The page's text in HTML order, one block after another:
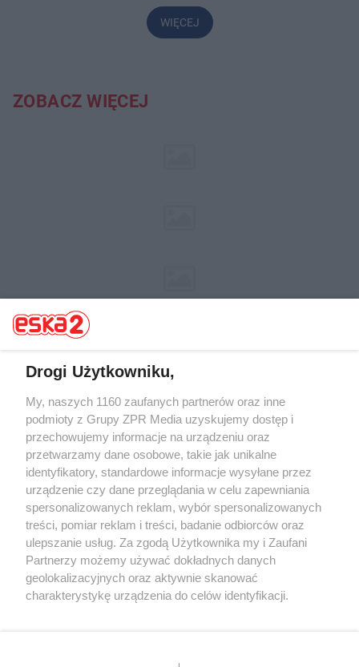
WIĘCEJ
ZOBACZ WIĘCEJ
Żaden utwór zamieszczony w serwisie nie może być powielany i
rozpowszechniany lub dalej rozpowszechniany w jakikolwiek sposób (w
tym także elektroniczny lub mechaniczny) na jakimkolwiek polu
eksploatacji w jakiejkolwiek formie, włącznie z umieszczaniem w
Internecie bez pisemnej zgody właściciela praw. Jakiekolwiek użycie lub
wykorzystanie utworów w całości lub w części z naruszeniem prawa,
tzn. bez właściwej zgody, jest zabronione pod groźbą kary i może być
ścigane prawnie.
Drogi Użytkowniku,
My, naszych 1160 zaufanych partnerów oraz inne
podmioty z Grupy ZPR Media uzyskujemy dostęp i
przechowujemy informacje na urządzeniu oraz
przetwarzamy dane osobowe, takie jak unikalne
identyfikatory, standardowe informacje wysyłane przez
urządzenie czy dane przeglądania w celu zapewniania
spersonalizowanych reklam, wybór spersonalizowanych
treści, pomiar reklam i treści, badanie odbiorców oraz
ulepszanie usług. Za zgodą Użytkownika my i Zaufani
Partnerzy możemy używać dokładnych danych
geolokalizacyjnych oraz aktywnie skanować
charakterystykę urządzenia do celów identyfikacji.